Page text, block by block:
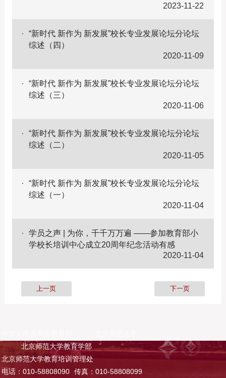
2023-11-22
“新时代 新作为 新发展”校长专业发展论坛分论坛
综述（四）
2020-11-09
“新时代 新作为 新发展”校长专业发展论坛分论坛
综述（三）
2020-11-06
“新时代 新作为 新发展”校长专业发展论坛分论坛
综述（二）
2020-11-05
“新时代 新作为 新发展”校长专业发展论坛分论坛
综述（一）
2020-11-04
学员之声 | 为你，千千万万遍 ——参加教育部小
学校长培训中心成立20周年纪念活动有感
2020-11-04
上一页 下一页
北京师范大学教育学部
北京师范大学教育培训管理处
电话：010-58808090 传真：010-58808099